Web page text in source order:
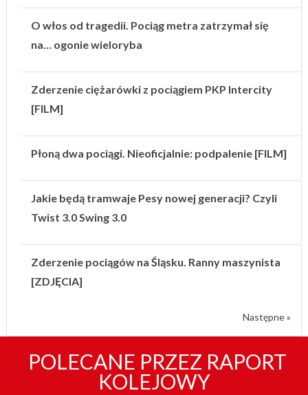
O włos od tragedii. Pociąg metra zatrzymał się
na… ogonie wieloryba
Zderzenie ciężarówki z pociągiem PKP Intercity
[FILM]
Płoną dwa pociągi. Nieoficjalnie: podpalenie [FILM]
Jakie będą tramwaje Pesy nowej generacji? Czyli
Twist 3.0 Swing 3.0
Zderzenie pociągów na Śląsku. Ranny maszynista
[ZDJĘCIA]
Następne »
POLECANE PRZEZ RAPORT
KOLEJOWY